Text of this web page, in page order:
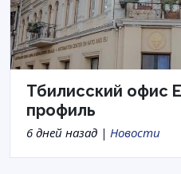
Тбилисский офис
профиль
6 дней назад | Новости